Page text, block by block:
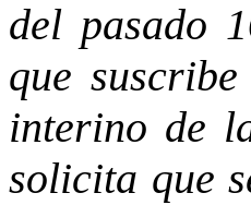
del pasado
que
interino de
solicita que